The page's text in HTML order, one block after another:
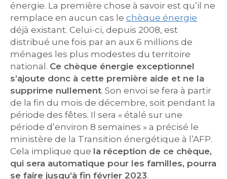
énergie. La première chose à savoir est qu’il ne
remplace en aucun cas le chèque énergie
déjà existant. Celui-ci, depuis 2008, est
distribué une fois par an aux 6 millions de
ménages les plus modestes du territoire
national. Ce chèque énergie exceptionnel
s’ajoute donc à cette première aide et ne la
supprime nullement. Son envoi se fera à partir
de la fin du mois de décembre, soit pendant la
période des fêtes. Il sera « étalé sur une
période d’environ 8 semaines » a précisé le
ministère de la Transition énergétique à l’AFP.
Cela implique que la réception de ce chèque,
qui sera automatique pour les familles, pourra
se faire jusqu’à fin février 2023.